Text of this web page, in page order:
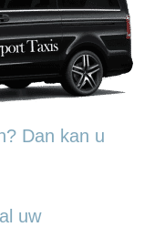
Dan kan u
uw